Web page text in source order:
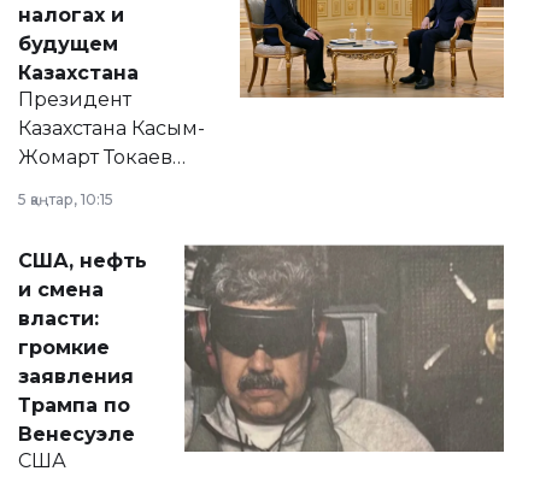
налогах и
будущем
Казахстана
Президент
Казахстана Касым-
Жомарт Токаев
сразу несколько
актуальных тем —
от слухов о
политических
реформах до
вопросов армии,
экономики и
личного здоровья.
5 қаңтар, 10:15
США, нефть
и смена
власти:
громкие
заявления
Трампа по
Венесуэле
США